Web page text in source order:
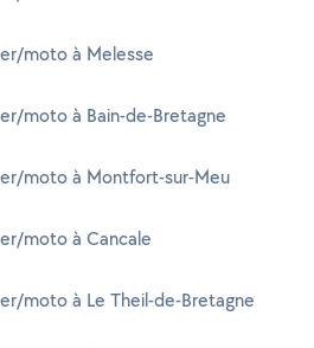
moto à Melesse
moto à Bain-de-Bretagne
moto à Montfort-sur-Meu
moto à Cancale
moto à Le Theil-de-Bretagne